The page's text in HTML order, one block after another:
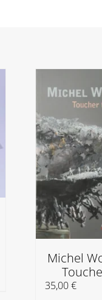
Michel
35,00€